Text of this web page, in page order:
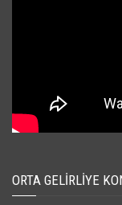
ORTA GELIRLIYE